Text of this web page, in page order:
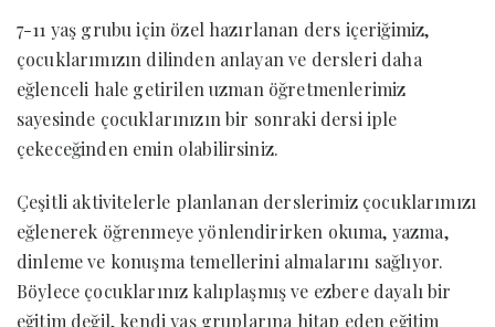
7-11 yaş grubu için özel hazırlanan ders içeriğimiz,
çocuklarımızın dilinden anlayan ve dersleri daha
eğlenceli hale getirilen uzman öğretmenlerimiz
sayesinde çocuklarınızın bir sonraki dersi iple
çekeceğinden emin olabilirsiniz.
Çeşitli aktivitelerle planlanan derslerimiz
çocuklarımızı eğlenerek öğrenmeye yönlendirirken
okuma, yazma, dinleme ve konuşma temellerini
almalarını sağlıyor. Böylece çocuklarınız kalıplaşmış
ve ezbere dayalı bir eğitim değil, kendi yaş gruplarına